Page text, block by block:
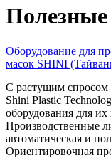
Полезные
Оборудование для
масок SHINI
С растущим спросом
Shini Plastic
оборудования для их
Производственные
автоматическая и
Ориентировочная